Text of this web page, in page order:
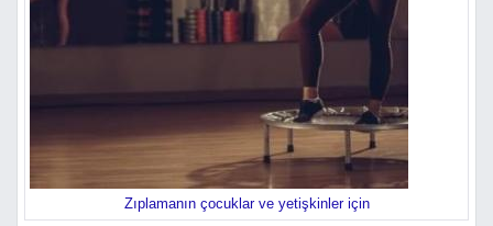
Zıplamanın çocuklar ve yetişkinler için